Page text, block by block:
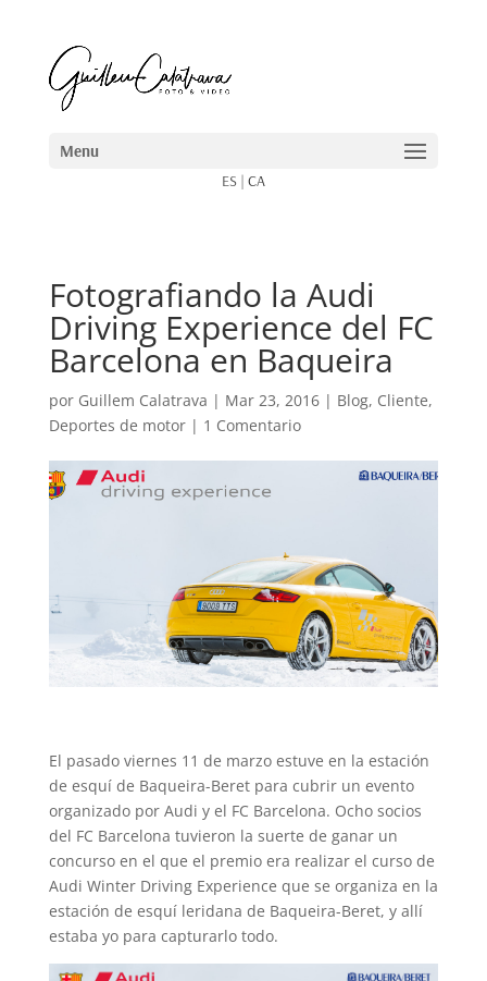
ES| CA
Fotografiando la Audi
Driving Experience del FC
Barcelona en Baqueira
por Guillem Calatrava | Mar 23, 2016| Blog, Cliente,
Deportes de motor| 1 Comentario
El pasado viernes 11 de marzo estuve en la estación
de esquí de Baqueira-Beret para cubrir un evento
organizado por Audi y el FC Barcelona. Ocho socios
del FC Barcelona tuvieron la suerte de ganar un
concurso en el que el premio era realizar el curso de
Audi Winter Driving Experience que se organiza en la
estación de esquí leridana de Baqueira-Beret, y allí
estaba yo para capturarlo todo.